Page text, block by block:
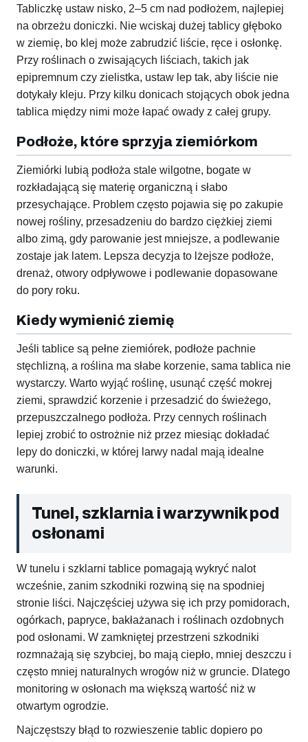
Tabliczkę ustaw nisko, 2–5 cm nad podłożem, najlepiej
na obrzeżu doniczki. Nie wciskaj dużej tablicy głęboko
w ziemię, bo klej może zabrudzić liście, ręce i osłonkę.
Przy roślinach o zwisających liściach, takich jak
epipremnum czy zielistka, ustaw lep tak, aby liście nie
dotykały kleju. Przy kilku donicach stojących obok jedna
tablica między nimi może łapać owady z całej grupy.
Podłoże, które sprzyja ziemiórkom
Ziemiórki lubią podłoża stale wilgotne, bogate w
rozkładającą się materię organiczną i słabo
przesychające. Problem często pojawia się po zakupie
nowej rośliny, przesadzeniu do bardzo ciężkiej ziemi
albo zimą, gdy parowanie jest mniejsze, a podlewanie
zostaje jak latem. Lepsza decyzja to lżejsze podłoże,
drenaż, otwory odpływowe i podlewanie dopasowane
do pory roku.
Kiedy wymienić ziemię
Jeśli tablice są pełne ziemiórek, podłoże pachnie
stęchlizną, a roślina ma słabe korzenie, sama tablica nie
wystarczy. Warto wyjąć roślinę, usunąć część mokrej
ziemi, sprawdzić korzenie i przesadzić do świeżego,
przepuszczalnego podłoża. Przy cennych roślinach
lepiej zrobić to ostrożnie niż przez miesiąc dokładać
lepy do doniczki, w której larwy nadal mają idealne
warunki.
Tunel, szklarnia i warzywnik pod
osłonami
W tunelu i szklarni tablice pomagają wykryć nalot
wcześnie, zanim szkodniki rozwiną się na spodniej
stronie liści. Najczęściej używa się ich przy pomidorach,
ogórkach, papryce, bakłażanach i roślinach ozdobnych
pod osłonami. W zamkniętej przestrzeni szkodniki
rozmnażają się szybciej, bo mają ciepło, mniej deszczu i
często mniej naturalnych wrogów niż w gruncie. Dlatego
monitoring w osłonach ma większą wartość niż w
otwartym ogrodzie.
Najczęstszy błąd to rozwieszenie tablic dopiero po